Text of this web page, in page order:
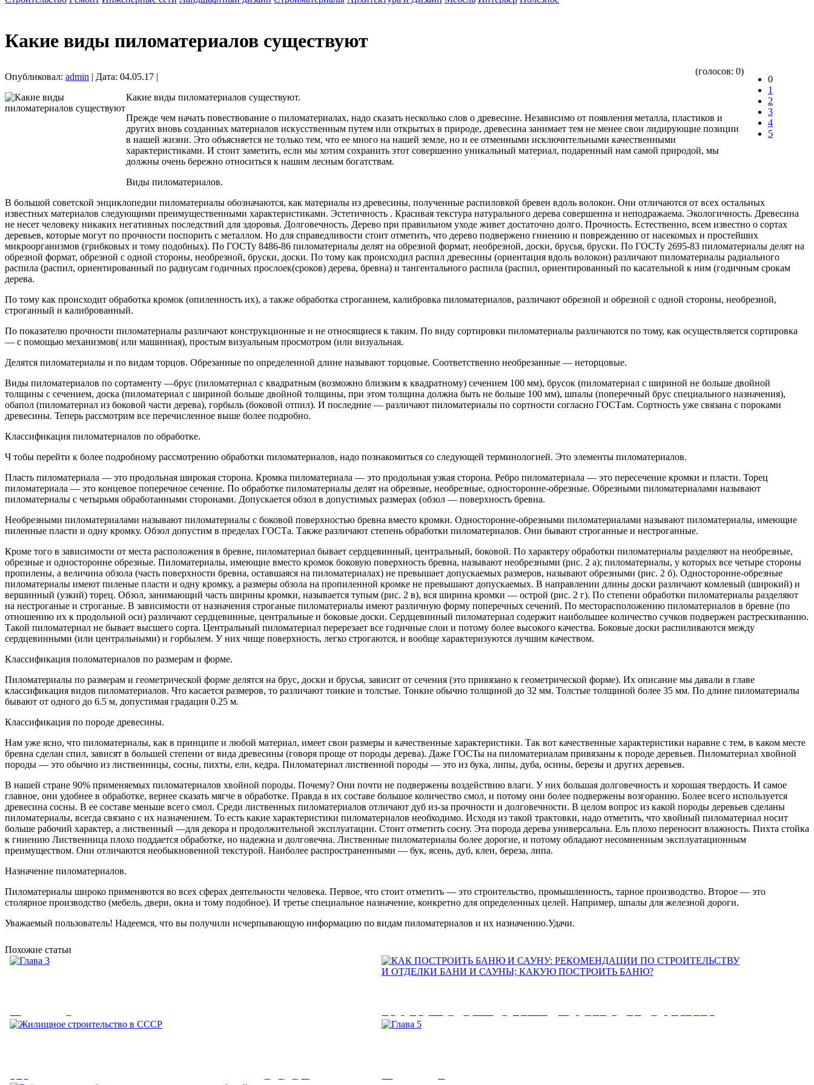
Какие виды пиломатериалов существуют
Опубликовал: admin | Дата: 04.05.17 |
0
1
2
3
4
5
(голосов: 0)
Какие виды пиломатериалов существуют.
Прежде чем начать повествование о пиломатериалах, надо сказать несколько слов о древесине. Независимо от появления металла, пластиков и
других вновь созданных материалов искусственным путем или открытых в природе, древесина занимает тем не менее свои лидирующие позиции
в нашей жизни. Это объясняется не только тем, что ее много на нашей земле, но и ее отменными исключительными качественными
характеристиками. И стоит заметить, если мы хотим сохранить этот совершенно уникальный материал, подаренный нам самой природой, мы
должны очень бережно относиться к нашим лесным богатствам.
Виды пиломатериалов.
В большой советской энциклопедии пиломатериалы обозначаются, как материалы из древесины, полученные распиловкой бревен вдоль волокон. Они отличаются от всех остальных
известных материалов следующими преимущественными характеристиками. Эстетичность . Красивая текстура натурального дерева совершенна и неподражаема. Экологичность. Древесина
не несет человеку никаких негативных последствий для здоровья. Долговечность. Дерево при правильном уходе живет достаточно долго. Прочность. Естественно, всем известно о сортах
деревьев, которые могут по прочности поспорить с металлом. Но для справедливости стоит отметить, что дерево подвержено гниению и повреждению от насекомых и простейших
микроорганизмов (грибковых и тому подобных). По ГОСТу 8486-86 пиломатериалы делят на обрезной формат, необрезной, доски, брусья, бруски. По ГОСТу 2695-83 пиломатериалы делят на
обрезной формат, обрезной с одной стороны, необрезной, бруски, доски. По тому как происходил распил древесины (ориентация вдоль волокон) различают пиломатериалы радиального
распила (распил, ориентированный по радиусам годичных прослоек(сроков) дерева, бревна) и тангентального распила (распил, ориентированный по касательной к ним (годичным срокам
дерева.
По тому как происходит обработка кромок (опиленность их), а также обработка строганием, калибровка пиломатериалов, различают обрезной и обрезной с одной стороны, необрезной,
строганный и калиброванный.
По показателю прочности пиломатериалы различают конструкционные и не относящиеся к таким. По виду сортировки пиломатериалы различаются по тому, как осуществляется сортировка
— с помощью механизмов( или машинная), простым визуальным просмотром (или визуальная.
Делятся пиломатериалы и по видам торцов. Обрезанные по определенной длине называют торцовые. Соответственно необрезанные — неторцовые.
Виды пиломатериалов по сортаменту —брус (пиломатериал с квадратным (возможно близким к квадратному) сечением 100 мм), брусок (пиломатериал с шириной не больше двойной
толщины с сечением, доска (пиломатериал с шириной больше двойной толщины, при этом толщина должна быть не больше 100 мм), шпалы (поперечный брус специального назначения),
обапол (пиломатериал из боковой части дерева), горбыль (боковой отпил). И последние — различают пиломатериалы по сортности согласно ГОСТам. Сортность уже связана с пороками
древесины. Теперь рассмотрим все перечисленное выше более подробно.
Классификация пиломатериалов по обработке.
Ч тобы перейти к более подробному рассмотрению обработки пиломатериалов, надо познакомиться со следующей терминологией. Это элементы пиломатериалов.
Пласть пиломатериала — это продольная широкая сторона. Кромка пиломатериала — это продольная узкая сторона. Ребро пиломатериала — это пересечение кромки и пласти. Торец
пиломатериала — это концевое поперечное сечение. По обработке пиломатериалы делят на обрезные, необрезные, односторонне-обрезные. Обрезными пиломатериалами называют
пиломатериалы с четырьмя обработанными сторонами. Допускается обзол в допустимых размерах (обзол — поверхность бревна.
Необрезными пиломатериалами называют пиломатериалы с боковой поверхностью бревна вместо кромки. Односторонне-обрезными пиломатериалами называют пиломатериалы, имеющие
пиленные пласти и одну кромку. Обзол допустим в пределах ГОСТа. Также различают степень обработки пиломатериалов. Они бывают строганные и нестроганные.
Кроме того в зависимости от места расположения в бревне, пиломатериал бывает сердцевинный, центральный, боковой. По характеру обработки пиломатериалы разделяют на необрезные,
обрезные и односторонне обрезные. Пиломатериалы, имеющие вместо кромок боковую поверхность бревна, называют необрезными (рис. 2 а); пиломатериалы, у которых все четыре стороны
пропилены, а величина обзола (часть поверхности бревна, оставшаяся на пиломатериалах) не превышает допускаемых размеров, называют обрезными (рис. 2 б). Односторонне-обрезные
пиломатериалы имеют пиленые пласти и одну кромку, а размеры обзола на пропиленной кромке не превышают допускаемых. В направлении длины доски различают комлевый (широкий) и
вершинный (узкий) торец. Обзол, занимающий часть ширины кромки, называется тупым (рис. 2 в), вся ширина кромки — острой (рис. 2 г). По степени обработки пиломатериалы разделяют
на нестроганые и строганые. В зависимости от назначения строганые пиломатериалы имеют различную форму поперечных сечений. По месторасположению пиломатериалов в бревне (по
отношению их к продольной оси) различают сердцевинные, центральные и боковые доски. Сердцевинный пиломатериал содержит наибольшее количество сучков подвержен растрескиванию.
Такой пиломатериал не бывает высшего сорта. Центральный пиломатериал перерезает все годичные слои и потому более высокого качества. Боковые доски распиливаются между
сердцевинными (или центральными) и горбылем. У них чище поверхность, легко строгаются, и вообще характеризуются лучшим качеством.
Классификация поломатериалов по размерам и форме.
Пиломатериалы по размерам и геометрической форме делятся на брус, доски и брусья, зависит от сечения (это привязано к геометрической форме). Их описание мы давали в главе
классификация видов пиломатериалов. Что касается размеров, то различают тонкие и толстые. Тонкие обычно толщиной до 32 мм. Толстые толщиной более 35 мм. По длине пиломатериалы
бывают от одного до 6.5 м, допустимая градация 0.25 м.
Классификация по породе древесины.
Нам уже ясно, что пиломатериалы, как в принципе и любой материал, имеет свои размеры и качественные характеристики. Так вот качественные характеристики наравне с тем, в каком месте
бревна сделан спил, зависят в большей степени от вида древесины (говоря проще от породы дерева). Даже ГОСТы на пиломатериалам привязаны к породе деревьев. Пиломатериал хвойной
породы — это обычно из лиственницы, сосны, пихты, ели, кедра. Пиломатериал лиственной породы — это из бука, липы, дуба, осины, березы и других деревьев.
В нашей стране 90% применяемых пиломатериалов хвойной породы. Почему? Они почти не подвержены воздействию влаги. У них большая долговечность и хорошая твердость. И самое
главное, они удобнее в обработке, вернее сказать мягче в обработке. Правда в их составе большое количество смол, и потому они более подвержены возгоранию. Более всего используется
древесина сосны. В ее составе меньше всего смол. Среди лиственных пиломатериалов отличают дуб из-за прочности и долговечности. В целом вопрос из какой породы деревьев сделаны
пиломатериалы, всегда связано с их назначением. То есть какие характеристики пиломатериалов необходимо. Исходя из такой трактовки, надо отметить, что хвойный пиломатериал носит
больше рабочий характер, а лиственный —для декора и продолжительной эксплуатации. Стоит отметить сосну. Эта порода дерева универсальна. Ель плохо переносит влажность. Пихта стойка
к гниению Лиственница плохо поддается обработке, но надежна и долговечна. Лиственные пиломатериалы более дорогие, и потому обладают несомненным эксплуатационным
преимуществом. Они отличаются необыкновенной текстурой. Наиболее распространенными — бук, ясень, дуб, клен, береза, липа.
Назначение пиломатериалов.
Пиломатериалы широко применяются во всех сферах деятельности человека. Первое, что стоит отметить — это строительство, промышленность, тарное производство. Второе — это
столярное производство (мебель, двери, окна и тому подобное). И третье специальное назначение, конкретно для определенных целей. Например, шпалы для железной дороги.
Уважаемый пользователь! Надеемся, что вы получили исчерпывающую информацию по видам пиломатериалов и их назначению.Удачи.
Похожие статьи
Глава 3
КАК ПОСТРОИТЬ БАНЮ И САУНУ: